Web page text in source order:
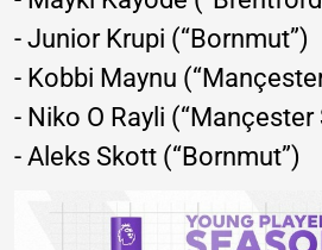
- Junior Krupi (“Bornmut”)
- Kobbi Maynu
- Niko O Rayli (“Mançester
- Aleks Skott (“Bornmut”)